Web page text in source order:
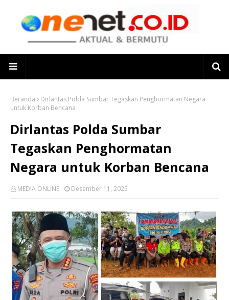
Beranda
Dirlantas Polda Sumbar Tegaskan Penghormatan Negara
untuk Korban Bencana
Dirlantas Polda Sumbar
Tegaskan Penghormatan
Negara untuk Korban Bencana
MEDIA ONLINE Desember 11, 2025